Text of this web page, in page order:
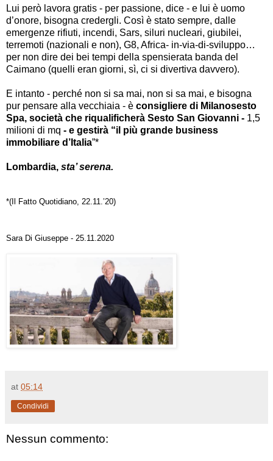
Lui però lavora gratis - per passione, dice - e lui è uomo
d’onore, bisogna credergli. Così è stato sempre, dalle
emergenze rifiuti, incendi, Sars, siluri nucleari, giubilei,
terremoti (nazionali e non), G8, Africa- in-via-di-sviluppo…
per non dire dei bei tempi della spensierata banda del
Caimano (quelli eran giorni, sì, ci si divertiva davvero).
E intanto - perché non si sa mai, non si sa mai, e bisogna
pur pensare alla vecchiaia - è consigliere di Milanosesto
Spa, società che riqualificherà Sesto San Giovanni - 1,5
milioni di mq - e gestirà “il più grande business
immobiliare d’Italia”*
Lombardia, sta’ serena.
*(Il Fatto Quotidiano, 22.11.’20)
Sara Di Giuseppe - 25.11.2020
at 05:14
Condividi
Nessun commento: